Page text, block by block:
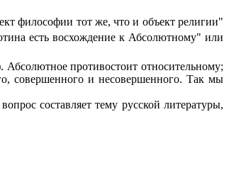
философии тот же, что и объект религии"
есть восхождение к Абсолютному" или
Абсолютное противостоит относительному;
совершенного и несовершенного. Так мы
составляет тему русской литературы,